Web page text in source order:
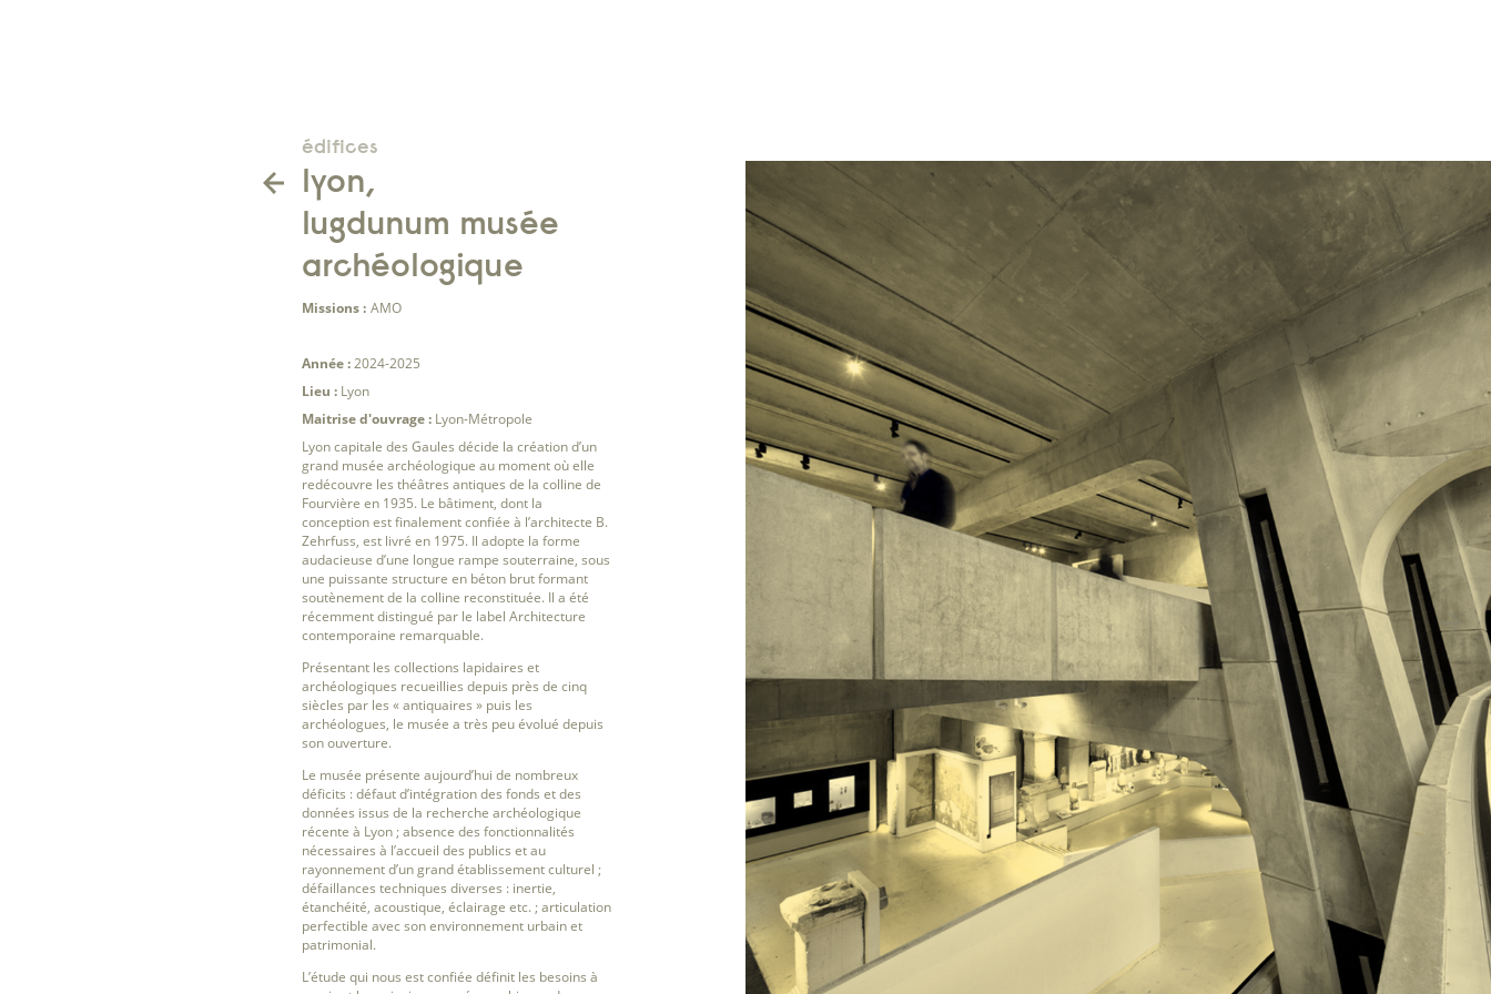
édifices
lyon,
lugdunum musée
archéologique
Missions : AMO
Année :2024-2025
Lieu : Lyon
Maitrise d'ouvrage : Lyon-Métropole
Lyon capitale des Gaules décide la création d’un
grand musée archéologique au moment où elle
redécouvre les théâtres antiques de la colline de
Fourvière en 1935. Le bâtiment, dont la
conception est finalement confiée à l’architecte B.
Zehrfuss, est livré en 1975. Il adopte la forme
audacieuse d’une longue rampe souterraine, sous
une puissante structure en béton brut formant
soutènement de la colline reconstituée. Il a été
récemment distingué par le label Architecture
contemporaine remarquable.
Présentant les collections lapidaires et
archéologiques recueillies depuis près de cinq
siècles par les « antiquaires » puis les
archéologues, le musée a très peu évolué depuis
son ouverture.
Le musée présente aujourd’hui de nombreux
déficits : défaut d’intégration des fonds et des
données issus de la recherche archéologique
récente à Lyon ; absence des fonctionnalités
nécessaires à l’accueil des publics et au
rayonnement d’un grand établissement culturel ;
défaillances techniques diverses : inertie,
étanchéité, acoustique, éclairage etc. ; articulation
perfectible avec son environnement urbain et
patrimonial.
L’étude qui nous est confiée définit les besoins à